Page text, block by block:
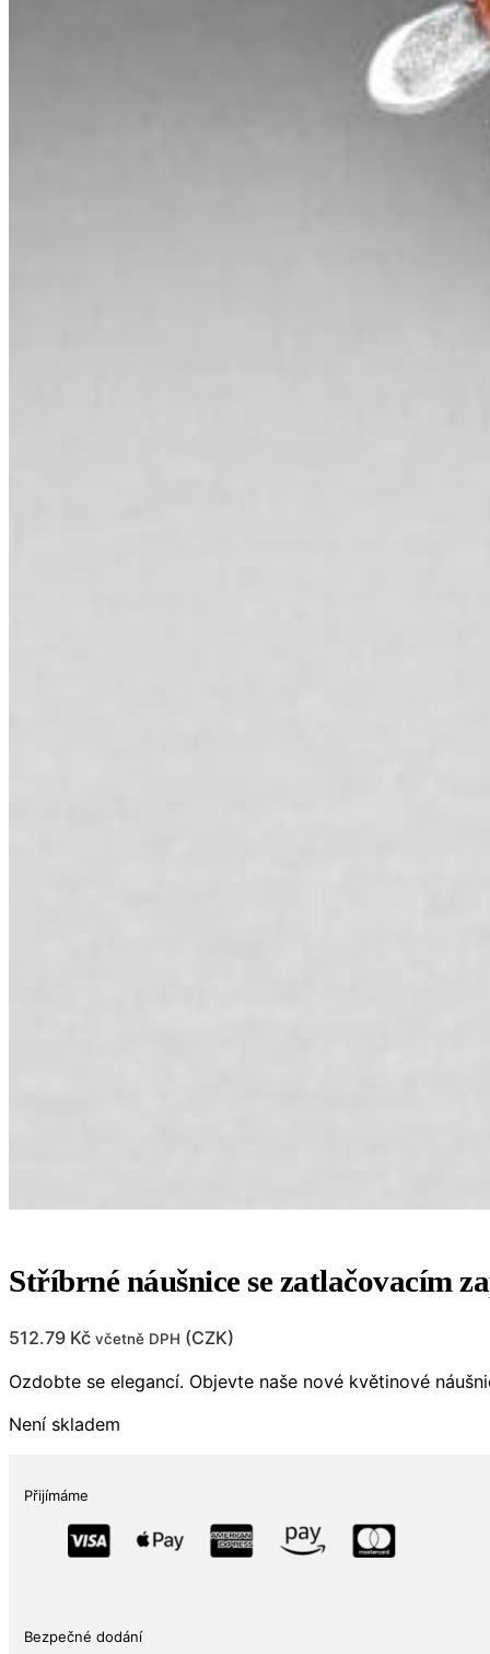
Stříbrné náušnice se zatlačovacím
512.79 Kč včetně DPH (CZK)
Ozdobte se elegancí. Objevte naše nové květinové
Není skladem
Přijímáme
Bezpečné dodání